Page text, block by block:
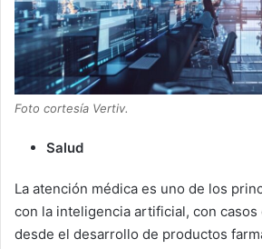
Foto cortesía Vertiv.
Salud
La atención médica es uno de los
con la inteligencia artificial, con casos
desde el desarrollo de productos